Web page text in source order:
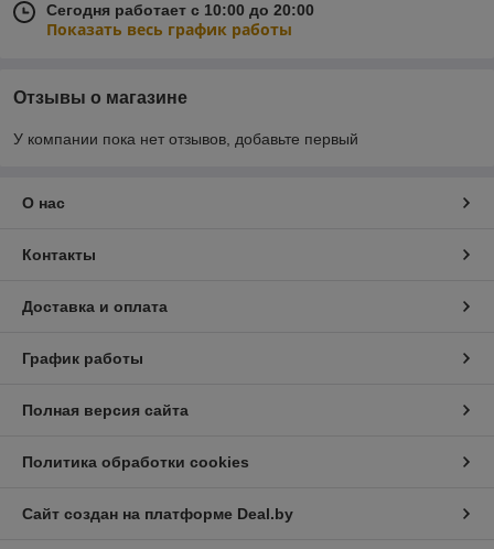
Сегодня работает с 10:00 до 20:00
Показать весь график работы
Отзывы о магазине
У компании пока нет отзывов, добавьте первый
О нас
Контакты
Доставка и оплата
График работы
Полная версия сайта
Политика обработки cookies
Сайт создан на платформе Deal.by